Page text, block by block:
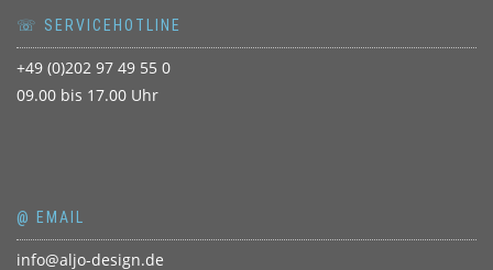
☏ SERVICEHOTLINE
+49 (0)202 97 49 55 0
09.00 bis 17.00 Uhr
@ EMAIL
info@aljo-design.de